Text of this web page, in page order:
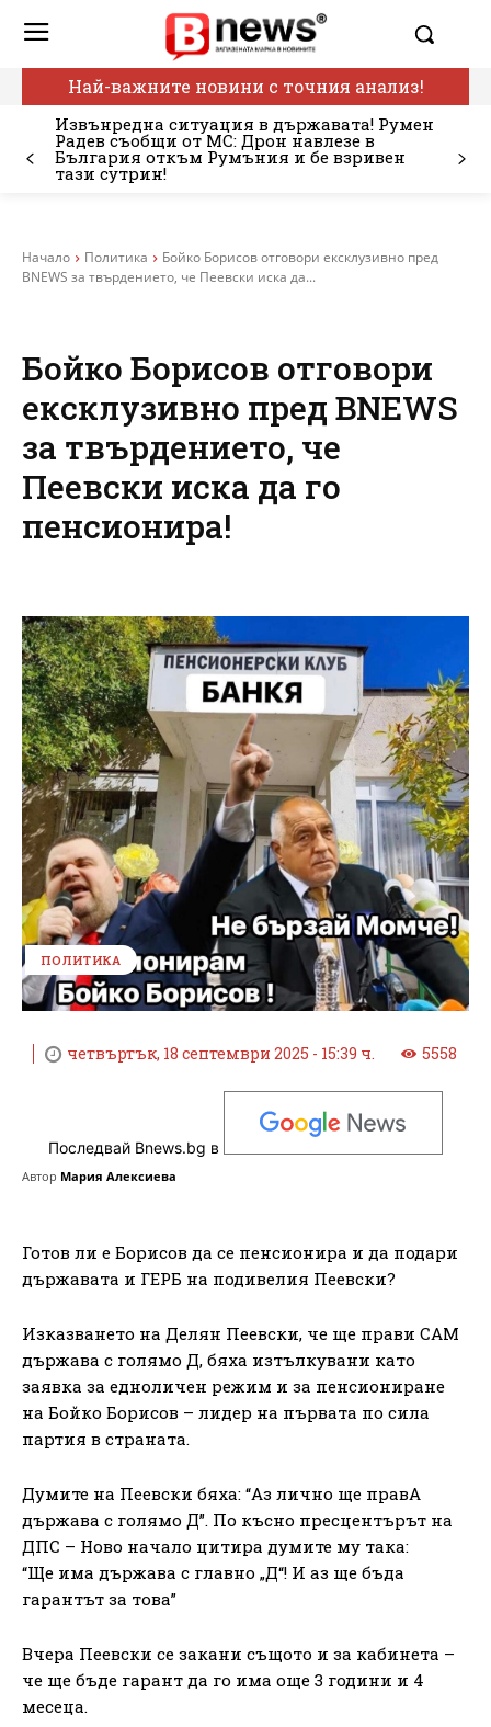
Най-важните новини с точния анализ!
Извънредна ситуация в държавата! Румен
Радев съобщи от МС: Дрон навлезе в
България откъм Румъния и бе взривен
тази сутрин!
Начало Политика
Бойко Борисов отговори ексклузивно пред
BNEWS за твърдението, че Пеевски иска да...
Бойко Борисов отговори
ексклузивно пред BNEWS
за твърдението, че
Пеевски иска да го
пенсионира!
ПОЛИТИКА
четвъртък, 18 септември 2025 - 15:39 ч. 5558
Последвай Bnews.bg в
Автор Мария Алексиева
Готов ли е Борисов да се пенсионира и да подари
държавата и ГЕРБ на подивелия Пеевски?
Изказването на Делян Пеевски, че ще прави САМ
държава с голямо Д, бяха изтълкувани като
заявка за едноличен режим и за пенсиониране
на Бойко Борисов – лидер на първата по сила
партия в страната.
Думите на Пеевски бяха: “Аз лично ще правА
държава с голямо Д”. По късно пресцентърът на
ДПС – Ново начало цитира думите му така:
“Ще има държава с главно „Д“! И аз ще бъда
гарантът за това”
Вчера Пеевски се закани същото и за кабинета –
че ще бъде гарант да го има още 3 години и 4
месеца.